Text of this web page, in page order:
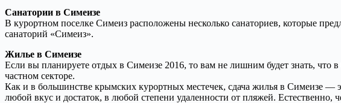
Санатории в Симеизе
В курортном поселке Симеиз расположены несколько санаториев, которые
санаторий «Симеиз».
Жилье в Симеизе
Если вы планируете отдых в Симеизе 2016, то вам не лишним будет знать, что
частном секторе.
Как и в большинстве крымских курортных местечек, сдача жилья в Симеизе
любой вкус и достаток, в любой степени удаленности от пляжей. Естественно,